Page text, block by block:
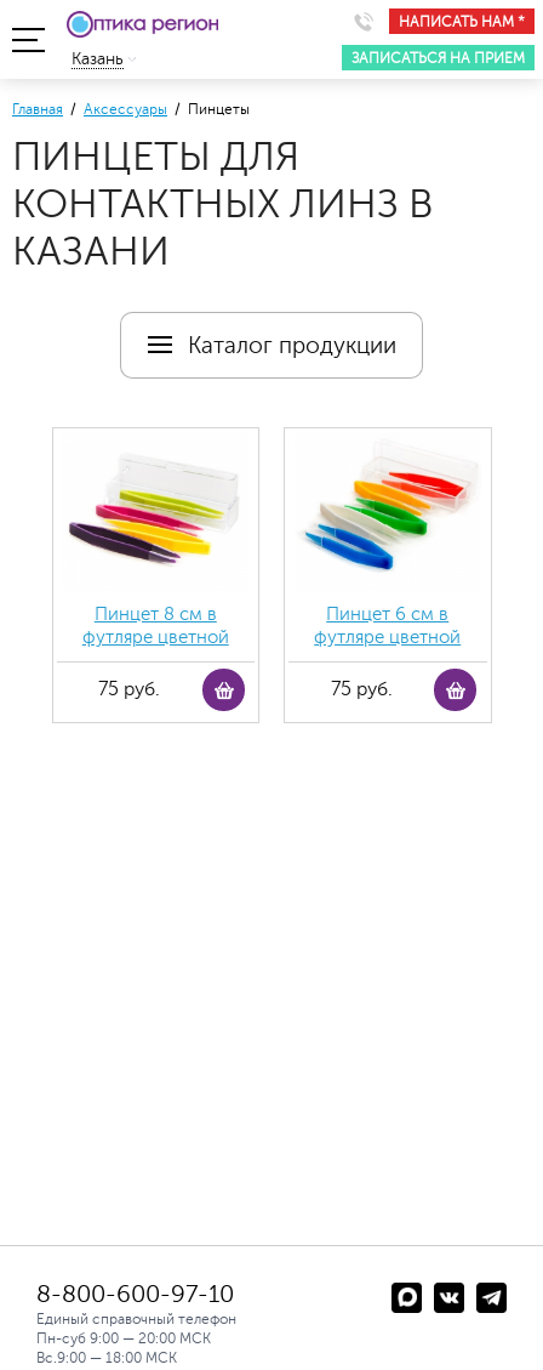
НАПИСАТЬ НАМ *
ЗАПИСАТЬСЯ НА ПРИЕМ
Казань
Главная / Аксессуары / Пинцеты
ПИНЦЕТЫ ДЛЯ
КОНТАКТНЫХ ЛИНЗ В
КАЗАНИ
Каталог продукции
Пинцет 8 см в
футляре цветной
75 руб.
Пинцет 6 см в
футляре цветной
75 руб.
8-800-600-97-10
Единый справочный телефон
Пн-суб 9:00 — 20:00 МСК
Вс.9:00 — 18:00 МСК